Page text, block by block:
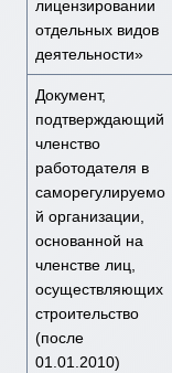
лицензировании
отдельных видов
деятельности»
Документ,
подтверждающий
членство
работодателя в
саморегулируемо
й организации,
основанной на
членстве лиц,
осуществляющих
строительство
(после
01.01.2010)